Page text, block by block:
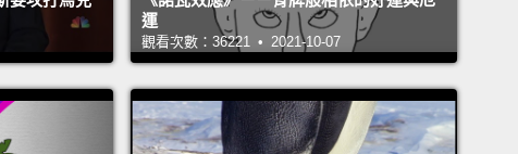
運
觀看次數：36221 • 2021-10-07